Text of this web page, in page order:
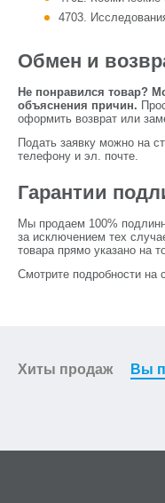
4703.
Обмен и
Не понравился товар?
объяснения причин.
оформить возврат или
Подать заявку можно на
телефону и эл. почте.
Гарантии
Мы продаем 100%
за исключением тех
товара прямо указано на
Смотрите подробности на
Хиты продаж Вы